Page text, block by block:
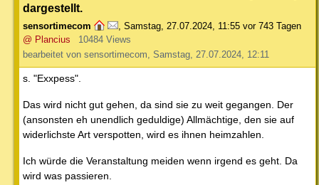
dargestellt.
sensortimecom Samstag, 27.07.2024, 11:55 vor 743 Tagen
@ Plancius
10484 Views
bearbeitet von sensortimecom, Samstag, 27.07.2024, 12:11
s. "Exxpess".
Das wird nicht gut gehen, da sind sie zu weit gegangen. Der
(ansonsten eh unendlich geduldige) Allmächtige, den sie auf
widerlichste Art verspotten, wird es ihnen heimzahlen.
Ich würde die Veranstaltung meiden wenn irgend es geht. Da
wird was passieren.